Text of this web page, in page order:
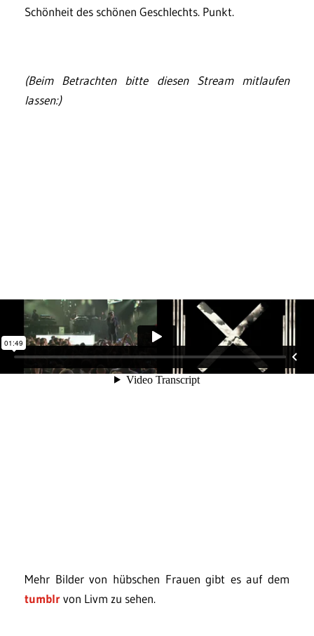
Schönheit des schönen Geschlechts. Punkt.
(Beim Betrachten bitte diesen Stream mitlaufen
lassen:)
Mehr Bilder von hübschen Frauen gibt es auf dem
tumblrvon Livm zu sehen.